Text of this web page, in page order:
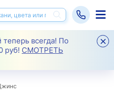
теперь всегда! По
руб! СМОТРЕТЬ